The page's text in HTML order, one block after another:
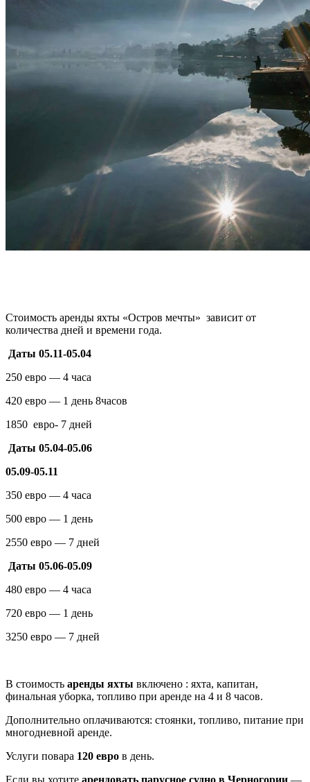
Стоимость аренды яхты «Остров мечты» зависит от
количества дней и времени года.
Даты 05.11-05.04
250 евро — 4 часа
420 евро — 1 день 8часов
1850 евро- 7 дней
Даты 05.04-05.06
05.09-05.11
350 евро — 4 часа
500 евро — 1 день
2550 евро — 7 дней
Даты 05.06-05.09
480 евро — 4 часа
720 евро — 1 день
3250 евро — 7 дней
В стоимость аренды яхты включено : яхта, капитан,
финальная уборка, топливо при аренде на 4 и 8 часов.
Дополнительно оплачиваются: стоянки, топливо, питание при
многодневной аренде.
Услуги повара 120 евро в день.
Если вы хотите арендовать парусное судно в Черногории —